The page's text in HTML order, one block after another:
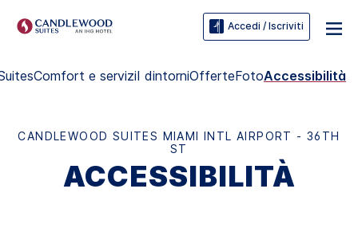
Accedi / Iscriviti
Comfort e serviziI dintorniOfferteFotoAccessibilità
CANDLEWOOD SUITES MIAMI INTL AIRPORT - 36TH
ST
ACCESSIBILITÀ